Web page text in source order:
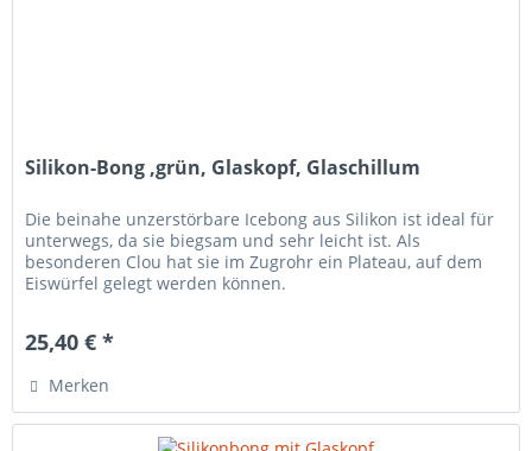
Silikon-Bong ,grün, Glaskopf, Glaschillum
Die beinahe unzerstörbare Icebong aus Silikon ist ideal für
unterwegs, da sie biegsam und sehr leicht ist. Als
besonderen Clou hat sie im Zugrohr ein Plateau, auf dem
Eiswürfel gelegt werden können.
25,40 € *
Merken